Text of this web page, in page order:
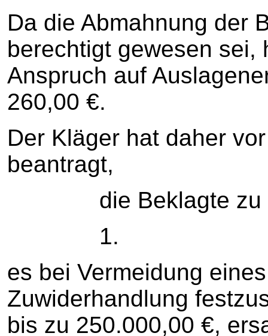
Da die Abmahnung der
berechtigt gewesen
Anspruch auf
260,00 €.
Der Kläger hat daher
beantragt,
die Beklagte zu
1.
es bei Vermeidung
Zuwiderhandlung
bis zu 250.000,00 €,